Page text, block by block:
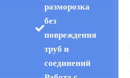
разморозка
без
повреждения
труб и
соединений